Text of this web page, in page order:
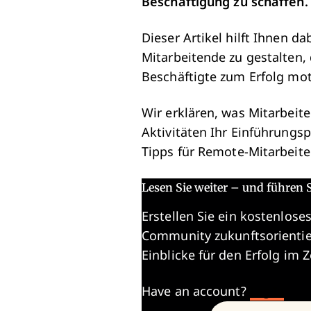
Dieser Artikel hilft Ihnen
Mitarbeitende zu
Beschäftigte zum Erfolg
Wir erklären, was
Aktivitäten Ihr
Tipps für Remote-
Lesen Sie weiter – und
Erstellen Sie ein
Community
Einblicke für den Erfolg im
Have an account?